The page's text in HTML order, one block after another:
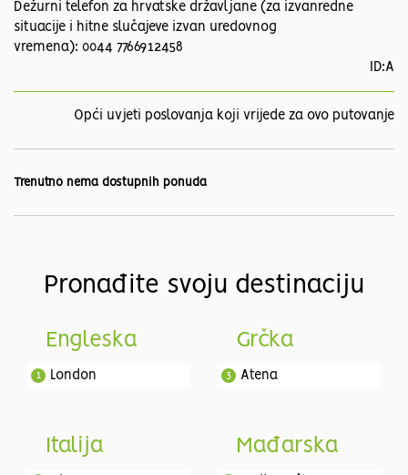
Dežurni telefon za hrvatske državljane (za izvanredne
situacije i hitne slučajeve izvan uredovnog
vremena): 0044 7766912458
ID:A
Opći uvjeti poslovanja koji vrijede za ovo putovanje
Trenutno nema dostupnih ponuda
Pronađite svoju destinaciju
Engleska
London
1
Grčka
Atena
3
Italija Mađarska